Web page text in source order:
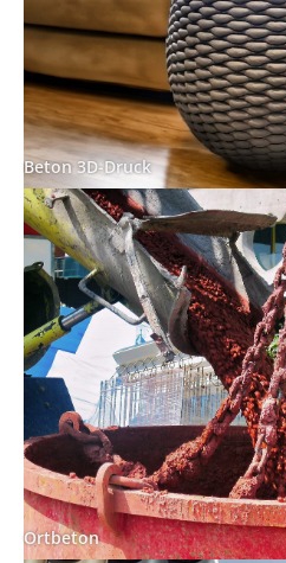
Beton 3D-Druck
Ortbeton